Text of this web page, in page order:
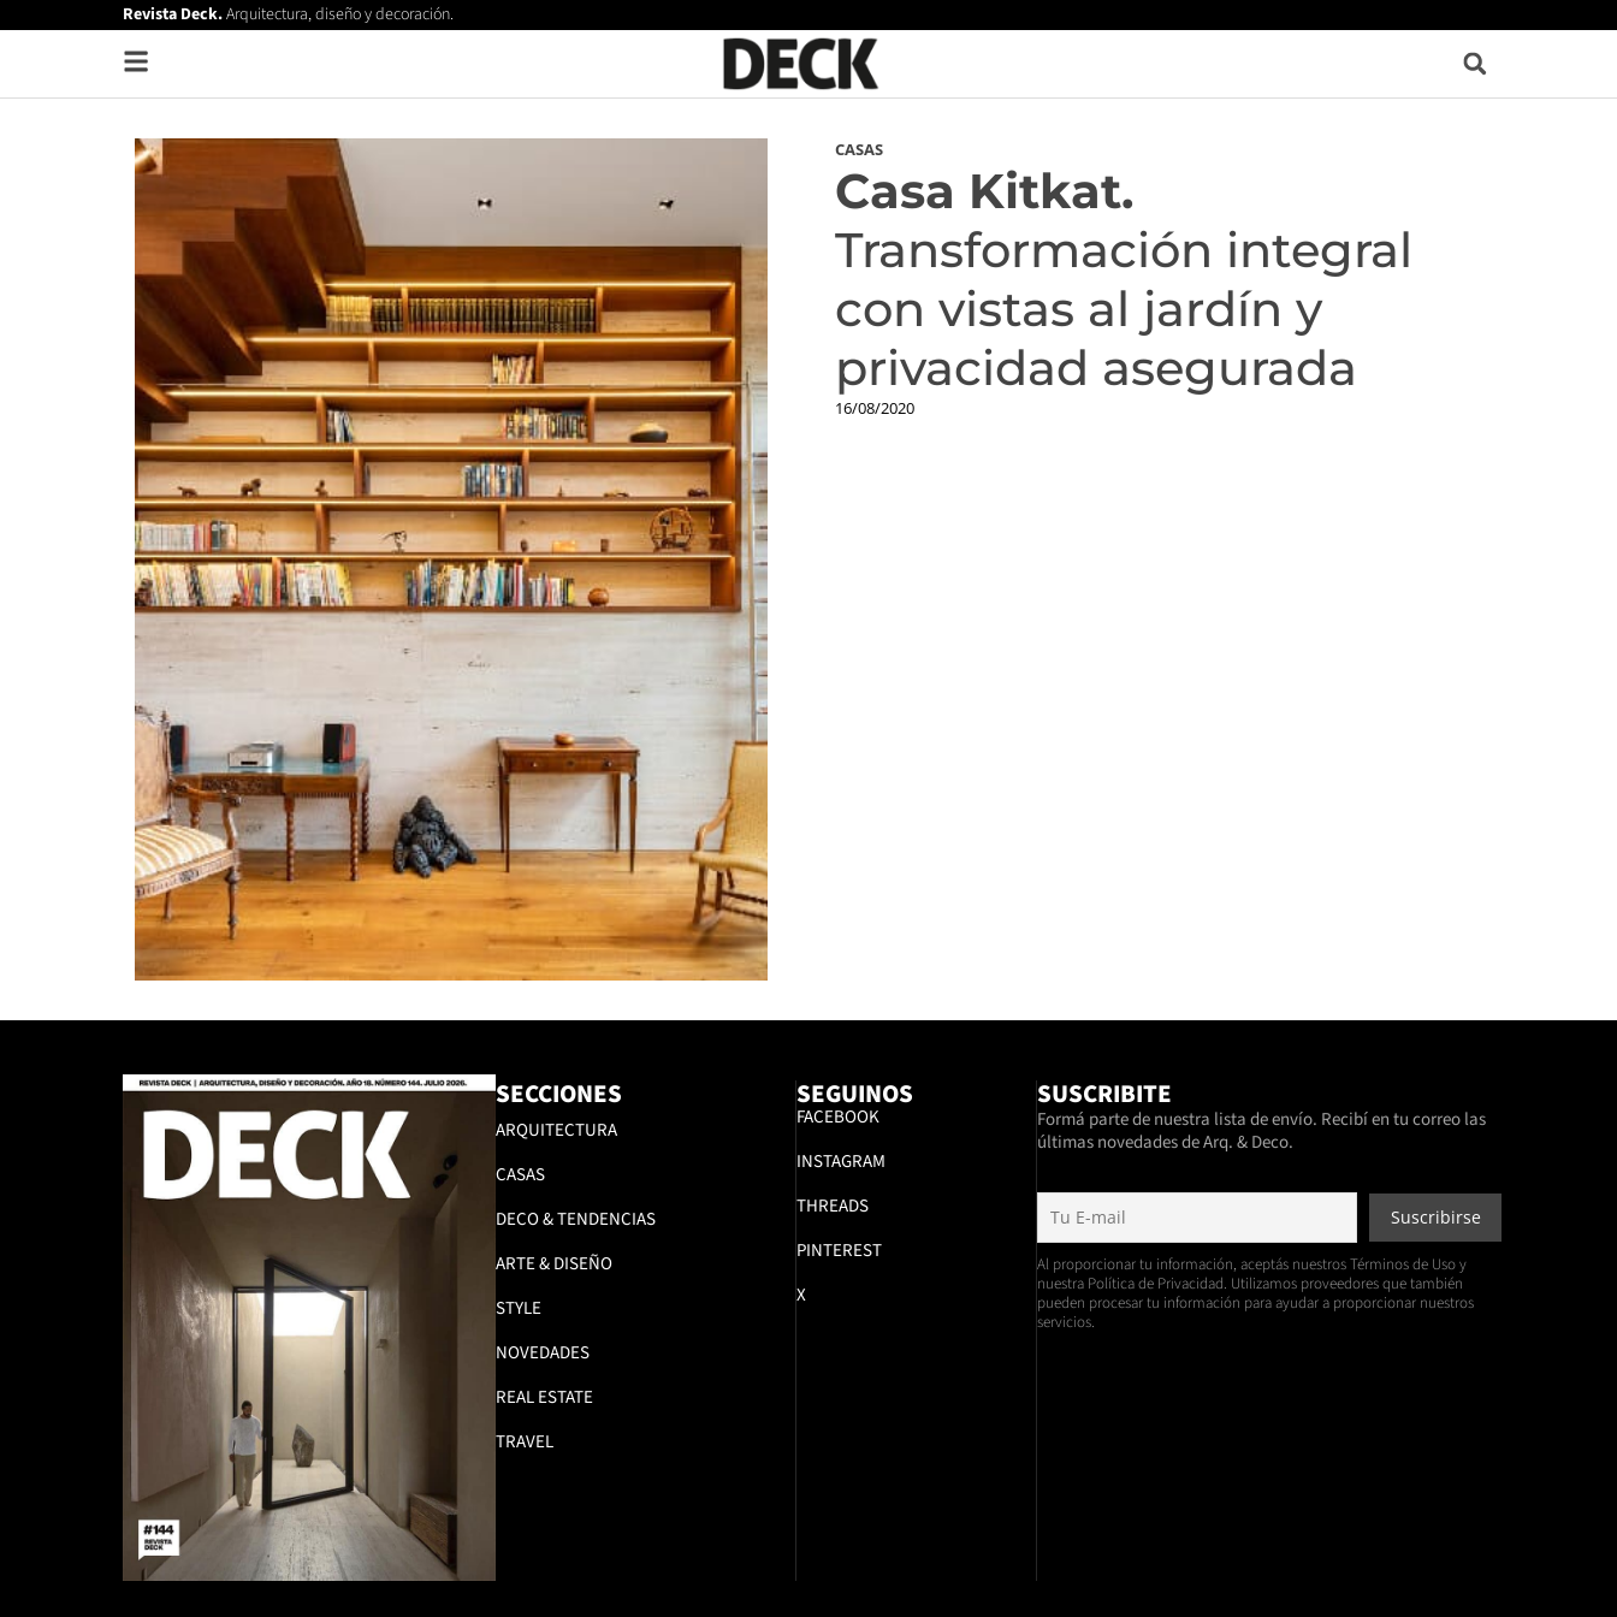
Revista Deck.Arquitectura, diseño y decoración.
CASAS
Casa Kitkat.
Transformación integral
con vistas al jardín y
privacidad asegurada
16/08/2020
SECCIONES
ARQUITECTURA
CASAS
DECO & TENDENCIAS
ARTE & DISEÑO
STYLE
NOVEDADES
REAL ESTATE
TRAVEL
SEGUINOS
FACEBOOK
INSTAGRAM
THREADS
PINTEREST
X
SUSCRIBITE
Formá parte de nuestra lista de envío. Recibí en tu correo las
últimas novedades de Arq. & Deco.
Al proporcionar tu información, aceptás nuestros Términos de Uso y
nuestra Política de Privacidad. Utilizamos proveedores que también
pueden procesar tu información para ayudar a proporcionar nuestros
servicios.